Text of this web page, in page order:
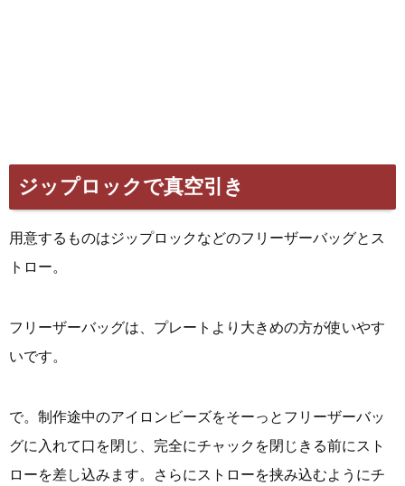
ジップロックで真空引き
用意するものはジップロックなどのフリーザーバッグとス
トロー。
フリーザーバッグは、プレートより大きめの方が使いやす
いです。
で。制作途中のアイロンビーズをそーっとフリーザーバッ
グに入れて口を閉じ、完全にチャックを閉じきる前にスト
ローを差し込みます。さらにストローを挟み込むようにチ